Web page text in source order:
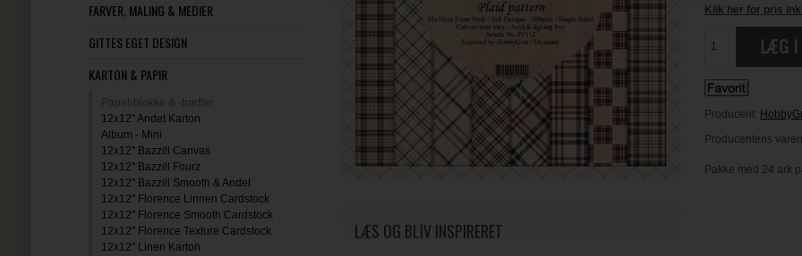
FARVER, MALING & MEDIER
GITTES EGET DESIGN
KARTON & PAPIR
Papirbblokke & -hæfter
12x12" Andet Karton
Album - Mini
12x12" Bazzill Canvas
12x12" Bazzill Fourz
12x12" Bazzill Smooth & Andet
12x12" Florence Linnen Cardstock
12x12" Florence Smooth Cardstock
12x12" Florence Texture Cardstock
12x12" Linen Karton
Klik her for pris
Producent:
Producentens
Pakke med 24 ark
LÆS OG BLIV INSPIRERET